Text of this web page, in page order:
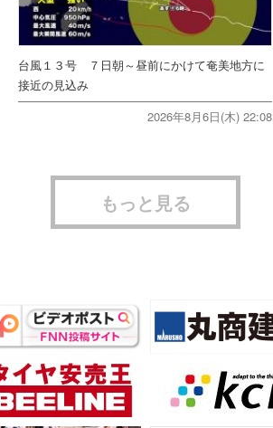
台風１３号 ７日朝～昼前にかけて奄美地方に
接近の見込み
2026年8月6日(木) 22:08
もっと見る